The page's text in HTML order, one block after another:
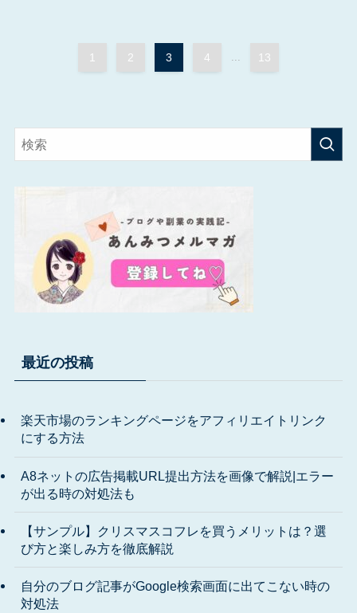
1 2 3 4 13
最近の投稿
楽天市場のランキングページをアフィリエイトリンク
にする方法
A8ネットの広告掲載URL提出方法を画像で解説|エラー
が出る時の対処法も
【サンプル】クリスマスコフレを買うメリットは？選
び方と楽しみ方を徹底解説
自分のブログ記事がGoogle検索画面に出てこない時の
対処法